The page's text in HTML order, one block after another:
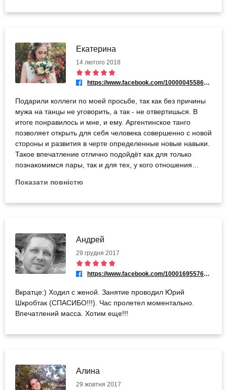
можно сказать и к «разделению ролей» - нам рассказали
иттерациями учились основам танца. И всё это было
преподнесено в очень лёгкой, но понятной форме. За час
мы научились немного двигаться, понимать и слушать
партнёра без слов, а также просто отдохнули душой.
как тепло нас там встретили нас порадовало), также
очень заинтересовал нас и сам танец, поэтому теперь мы
думаем над возможностью продолжить обучение.
Спасибо школе «ЛЕ Шкробтак» и тренеру Юрию за
великолепный урок!
Екатерина
14 лютого 2018
https://www.facebook.com/100000455862485
Подарили коллеги по моей просьбе, так как без причины
мужа на танцы не уговорить, а так - не отвертишься. В
итоге понравилось и мне, и ему. Аргентинское танго
позволяет открыть для себя человека совершенно с новой
стороны и развития в черте определенные новые навыки.
Такое впечатление отлично подойдёт как для только
познакомимся пары, так и для тех, у кого отношения
Показати повністю
Андрей
29 грудня 2017
https://www.facebook.com/100016955766790
Вкратце:) Ходил с женой. Занятие проводил Юрий
Шкробтак (СПАСИБО!!!). Час пролетел моментально.
Впечатлений масса. Хотим еще!!!
Алина
29 жовтня 2017